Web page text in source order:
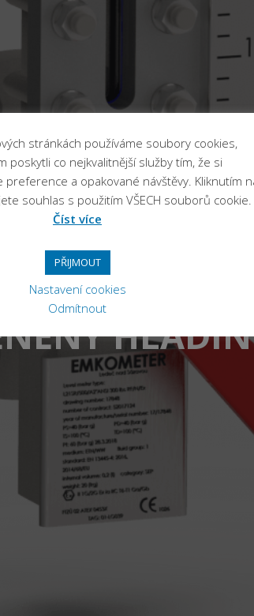
stránkách používáme soubory cookies,
poskytli co nejkvalitnější služby tím, že si
preference a opakované návštěvy. Kliknutím
souhlas s použitím VŠECH souborů cookie.
Číst více
PŘIJMOUT
Nastavení cookies
Odmítnout